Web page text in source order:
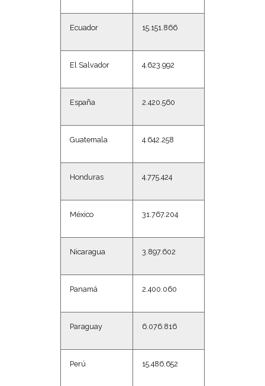
Ecuador 15.151.866
El Salvador 4.623.992
España 2.420.560
Guatemala 4.642.258
Honduras 4.775.424
México 31.767.204
Nicaragua 3.897.602
Panamá 2.400.060
Paraguay 6.076.816
Perú 15.486.652